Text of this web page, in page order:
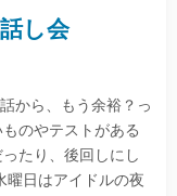
し会
から、もう余裕？っ
のやテストがある
たり、後回しにし
曜日はアイドルの夜